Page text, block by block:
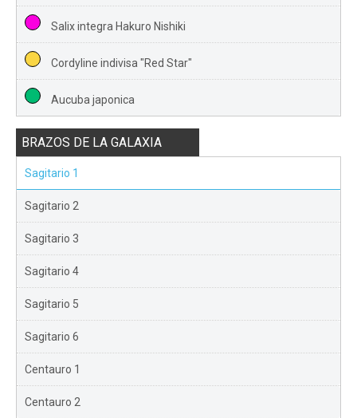
Salix integra Hakuro Nishiki
Cordyline indivisa "Red Star"
Aucuba japonica
BRAZOS DE LA GALAXIA
Sagitario 1
Sagitario 2
Sagitario 3
Sagitario 4
Sagitario 5
Sagitario 6
Centauro 1
Centauro 2